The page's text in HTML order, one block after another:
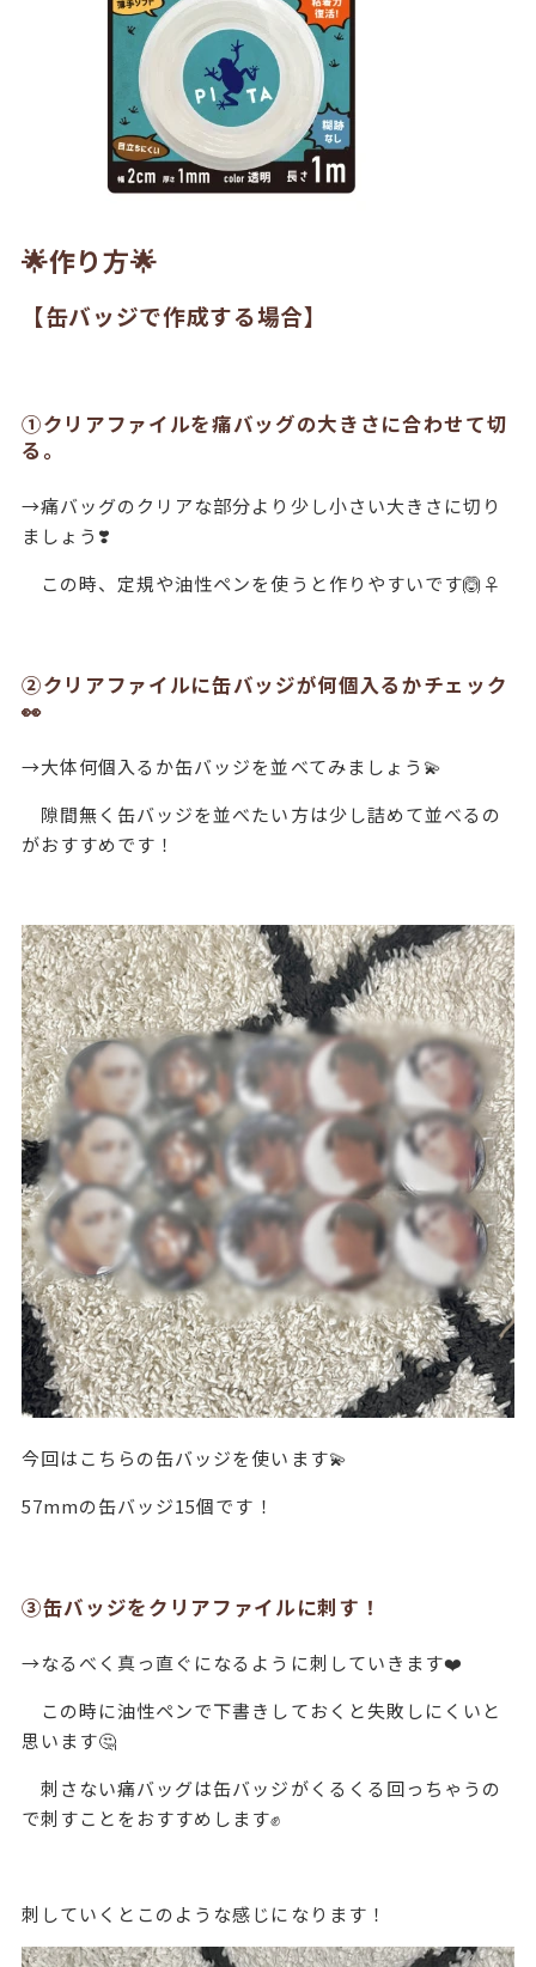
🌟作り方🌟
【缶バッジで作成する場合】
①クリアファイルを痛バッグの大きさに合わせて切
る。
→痛バッグのクリアな部分より少し小さい大きさに切り
ましょう❣️
この時、定規や油性ペンを使うと作りやすいです🙆♀️
②クリアファイルに缶バッジが何個入るかチェック
👀
→大体何個入るか缶バッジを並べてみましょう💫
隙間無く缶バッジを並べたい方は少し詰めて並べるの
がおすすめです！
今回はこちらの缶バッジを使います💫
57mmの缶バッジ15個です！
③缶バッジをクリアファイルに刺す！
→なるべく真っ直ぐになるように刺していきます❤️
この時に油性ペンで下書きしておくと失敗しにくいと
思います🤔
刺さない痛バッグは缶バッジがくるくる回っちゃうの
で刺すことをおすすめします✊
刺していくとこのような感じになります！